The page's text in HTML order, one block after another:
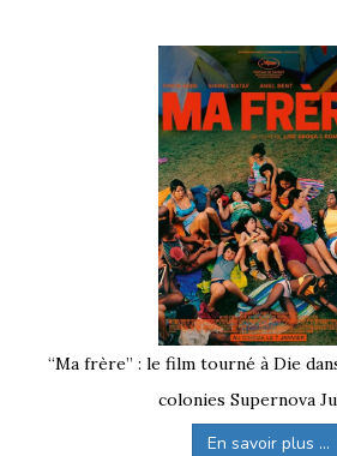
“Ma frère” : le film tourné à Die
colonies Supernova
En savoir plus ...